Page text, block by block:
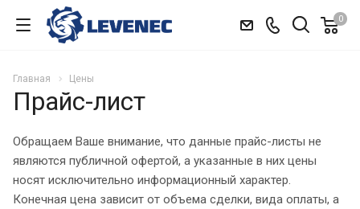
0
Главная Цены
Прайс-лист
Обращаем Ваше внимание, что данные прайс-листы не
являются публичной офертой, а указанные в них цены
носят исключительно информационный характер.
Конечная цена зависит от объема сделки, вида оплаты, а